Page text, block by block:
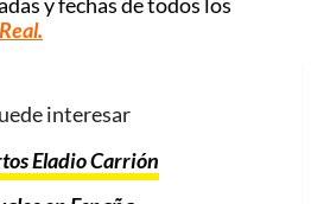
y fechas de todos los
.
interesar
Eladio Carrión